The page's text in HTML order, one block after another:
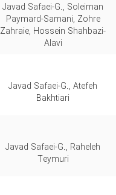
Javad Safaei-G., Soleiman
Paymard-Samani, Zohre
Zahraie, Hossein Shahbazi-
Alavi
Javad Safaei-G., Atefeh
Bakhtiari
Javad Safaei-G., Raheleh
Teymuri